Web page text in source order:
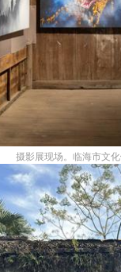
摄影展现场。临海市文